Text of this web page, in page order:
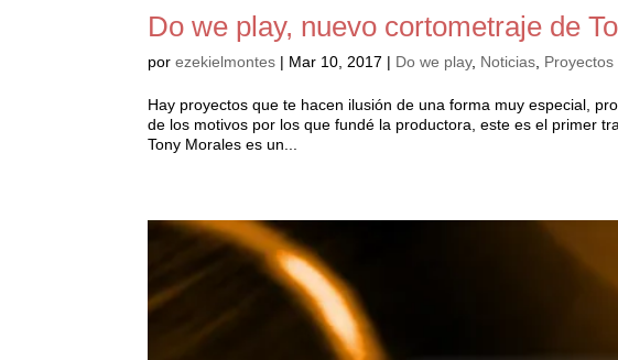
Do we play, nuevo cortometraje de
porezekielmontes | Mar 10, 2017 | Do we play, Noticias Proyectos
Hay proyectos que te hacen ilusión de una forma muy especial,
de los motivos por los que fundé la productora, este es el primer
Tony Morales es un...